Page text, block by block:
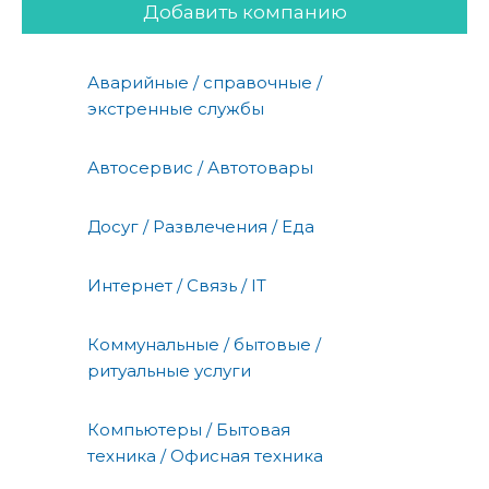
Добавить компанию
Аварийные / справочные /
экстренные службы
Автосервис / Автотовары
Досуг / Развлечения / Еда
Интернет / Связь / IT
Коммунальные / бытовые /
ритуальные услуги
Компьютеры / Бытовая
техника / Офисная техника